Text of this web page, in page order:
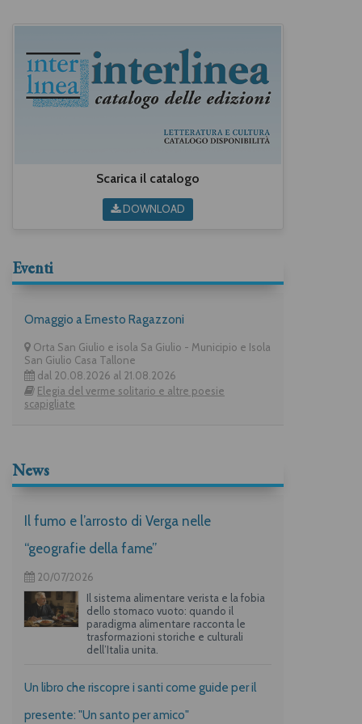
Scarica il catalogo
DOWNLOAD
Eventi
Omaggio a Ernesto Ragazzoni
Orta San Giulio e isola Sa Giulio - Municipio e Isola
San Giulio Casa Tallone
dal 20.08.2026 al 21.08.2026
Elegia del verme solitario e altre poesie
scapigliate
News
Il fumo e l’arrosto di Verga nelle
“geografie della fame”
20/07/2026
Il sistema alimentare verista e la fobia
dello stomaco vuoto: quando il
paradigma alimentare racconta le
trasformazioni storiche e culturali
dell’Italia unita.
Un libro che riscopre i santi come guide per il
presente: "Un santo per amico"